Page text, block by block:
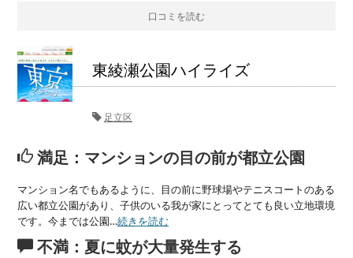
口コミを読む
東綾瀬公園ハイライズ
足立区
満足：マンションの目の前が都立公園
マンション名でもあるように、目の前に野球場やテニスコートのある
広い都立公園があり、子供のいる我が家にとってとても良い立地環境
です。今までは公園…続きを読む
不満：夏に蚊が大量発生する